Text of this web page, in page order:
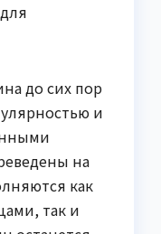
до сих пор
и
на
как
так и